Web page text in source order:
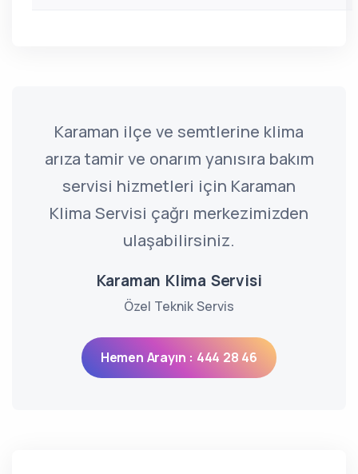
Karaman ilçe ve semtlerine klima
arıza tamir ve onarım yanısıra bakım
servisi hizmetleri için Karaman
Klima Servisi çağrı merkezimizden
ulaşabilirsiniz.
Karaman Klima Servisi
Özel Teknik Servis
Hemen Arayın : 444 28 46